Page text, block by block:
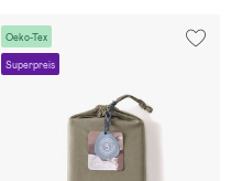
Oeko-Tex
Superpreis